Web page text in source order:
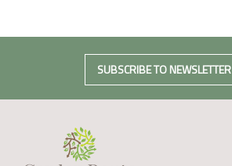
SUBSCRIBE TO NEWSLETTER